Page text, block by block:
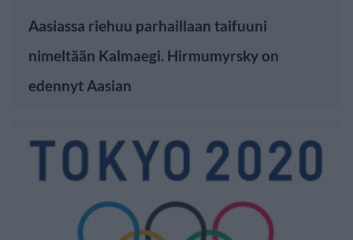
Aasiassa riehuu parhaillaan taifuuni
nimeltään Kalmaegi. Hirmumyrsky on
edennyt Aasian